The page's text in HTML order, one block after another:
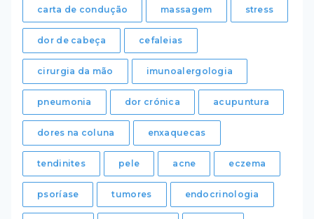
carta de condução massagem stress
dor de cabeça cefaleias
cirurgia da mão imunoalergologia
pneumonia dor crónica acupuntura
dores na coluna enxaquecas
tendinites pele acne eczema
psoríase tumores endocrinologia